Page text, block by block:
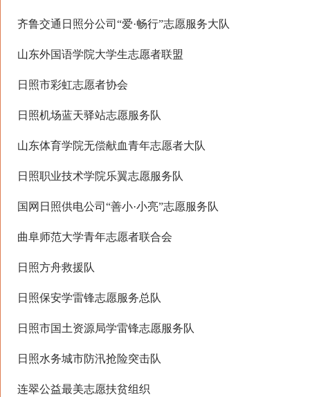
齐鲁交通日照分公司“爱·畅行”志愿服务大队
山东外国语学院大学生志愿者联盟
日照市彩虹志愿者协会
日照机场蓝天驿站志愿服务队
山东体育学院无偿献血青年志愿者大队
日照职业技术学院乐翼志愿服务队
国网日照供电公司“善小·小亮”志愿服务队
曲阜师范大学青年志愿者联合会
日照方舟救援队
日照保安学雷锋志愿服务总队
日照市国土资源局学雷锋志愿服务队
日照水务城市防汛抢险突击队
连翠公益最美志愿扶贫组织